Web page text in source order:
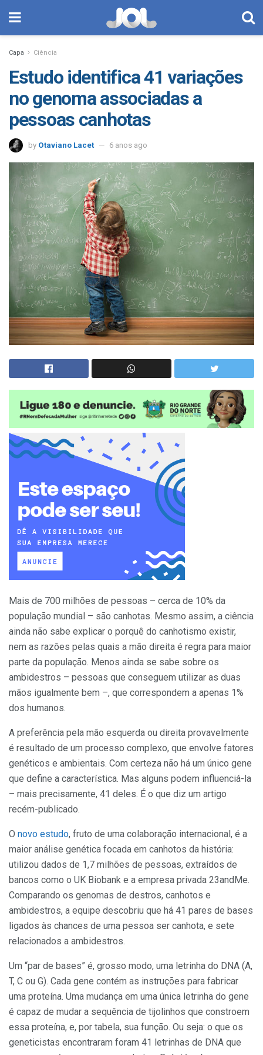
Capa Ciência
Estudo identifica 41 variações
no genoma associadas a
pessoas canhotas
by Otaviano Lacet 6 anos ago
Mais de 700 milhões de pessoas – cerca de 10% da
população mundial – são canhotas. Mesmo assim, a ciência
ainda não sabe explicar o porquê do canhotismo existir,
nem as razões pelas quais a mão direita é regra para maior
parte da população. Menos ainda se sabe sobre os
ambidestros – pessoas que conseguem utilizar as duas
mãos igualmente bem –, que correspondem a apenas 1%
dos humanos.
A preferência pela mão esquerda ou direita provavelmente
é resultado de um processo complexo, que envolve fatores
genéticos e ambientais. Com certeza não há um único gene
que define a característica. Mas alguns podem influenciá-la
– mais precisamente, 41 deles. É o que diz um artigo
recém-publicado.
O novo estudo, fruto de uma colaboração internacional, é a
maior análise genética focada em canhotos da história:
utilizou dados de 1,7 milhões de pessoas, extraídos de
bancos como o UK Biobank e a empresa privada 23andMe.
Comparando os genomas de destros, canhotos e
ambidestros, a equipe descobriu que há 41 pares de bases
ligados às chances de uma pessoa ser canhota, e sete
relacionados a ambidestros.
Um “par de bases” é, grosso modo, uma letrinha do DNA (A,
T, C ou G). Cada gene contém as instruções para fabricar
uma proteína. Uma mudança em uma única letrinha do gene
é capaz de mudar a sequência de tijolinhos que constroem
essa proteína, e, por tabela, sua função. Ou seja: o que os
geneticistas encontraram foram 41 letrinhas de DNA que